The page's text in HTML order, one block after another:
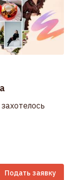
Подать заявку